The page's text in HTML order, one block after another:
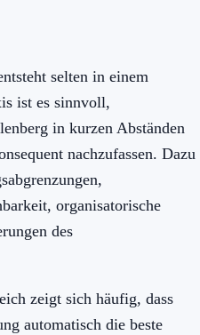
selten in einem
ist es sinnvoll,
in kurzen Abständen
nachzufassen. Dazu
organisatorische
des
zeigt sich häufig, dass
automatisch die beste